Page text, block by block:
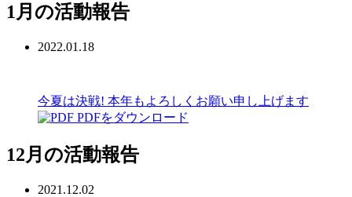
1月の活動報告
2022.01.18
今夏は決戦! 本年もよろしくお願い申し上げます
PDFをダウンロード
12月の活動報告
2021.12.02